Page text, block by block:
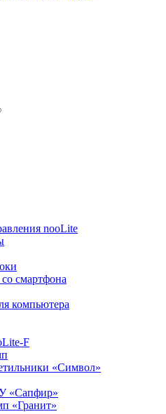
nooLite
смартфона
компьютера
F
«Символ»
«Сапфир»
«Гранит»